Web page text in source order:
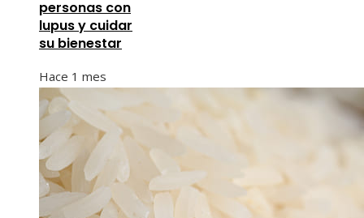
personas con
lupus y cuidar
su bienestar
Hace 1 mes